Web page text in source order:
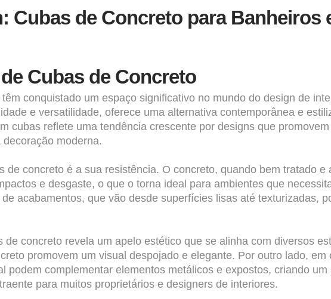
Cubas de Concreto para Banheiros
Cubas de Concreto
têm conquistado um espaço significativo no mundo do design de
e versatilidade, oferece uma alternativa contemporânea e
cubas reflete uma tendência crescente por designs que
moderna.
de concreto é a sua resistência. O concreto, quando bem tratado
e desgaste, o que o torna ideal para ambientes que
acabamentos, que vão desde superfícies lisas até texturizadas,
concreto revela um apelo estético que se alinha com diversos
promovem um visual despojado e elegante. Por outro lado,
podem complementar elementos metálicos e expostos, criando
para muitos proprietários e designers de interiores.